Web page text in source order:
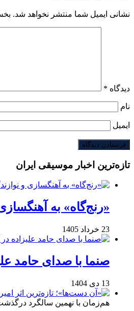
نشانی ایمیل شما منتشر نخواهد شد.
دیدگاه *
نام
ایمیل
تازه‌ترین اخبار موسیقی ایران
«رنج‌گاه» به
23 خرداد 1405
صنما با صدای حامد
13 دی 1404
هم‌زمان با نهمین سالگرد درگذشت